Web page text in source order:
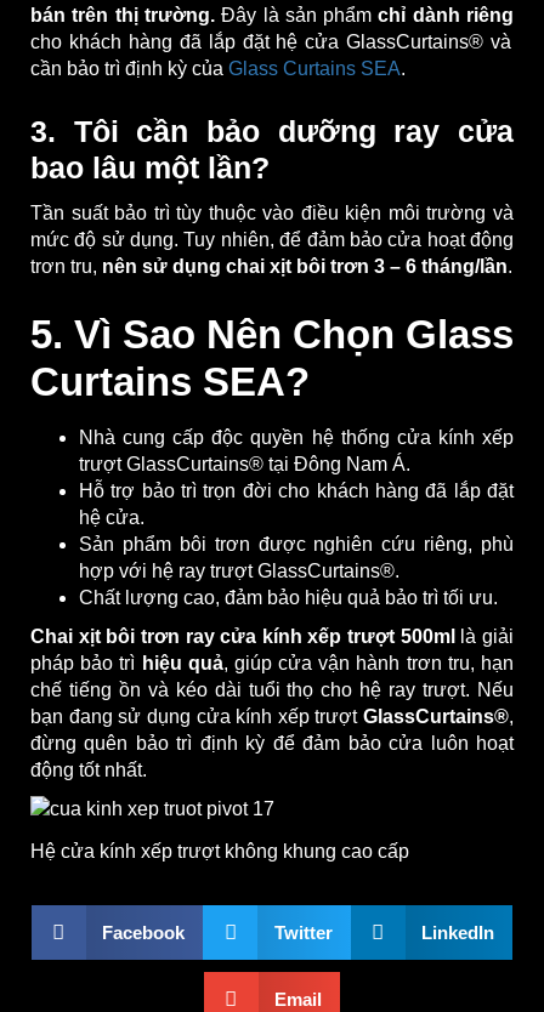
bán trên thị trường.Đây là sản phẩmchỉ dành riêng
cho khách hàng đã lắp đặt hệ cửa GlassCurtains® và
cần bảo trì định kỳ của Glass Curtains SEA.
3. Tôi cần bảo dưỡng ray cửa
bao lâu một lần?
Tần suất bảo trì tùy thuộc vào điều kiện môi trường và
mức độ sử dụng. Tuy nhiên, để đảm bảo cửa hoạt động
trơn tru, nên sử dụng chai xịt bôi trơn 3 – 6 tháng/lần.
5. Vì Sao Nên Chọn Glass
Curtains SEA?
Nhà cung cấp độc quyền hệ thống cửa kính xếp
trượt GlassCurtains® tại Đông Nam Á.
Hỗ trợ bảo trì trọn đời cho khách hàng đã lắp đặt
hệ cửa.
Sản phẩm bôi trơn được nghiên cứu riêng, phù
hợp với hệ ray trượt GlassCurtains®.
Chất lượng cao, đảm bảo hiệu quả bảo trì tối ưu.
Chai xịt bôi trơn ray cửa kính xếp trượt 500ml
là giải
pháp bảo trì hiệu quả, giúp cửa vận hành trơn tru, hạn
chế tiếng ồn và kéo dài tuổi thọ cho hệ ray trượt. Nếu
bạn đang sử dụng cửa kính xếp trượt GlassCurtains®,
đừng quên bảo trì định kỳ để đảm bảo cửa luôn hoạt
động tốt nhất.
Hệ cửa kính xếp trượt không khung cao cấp
Facebook Twitter LinkedIn
Email